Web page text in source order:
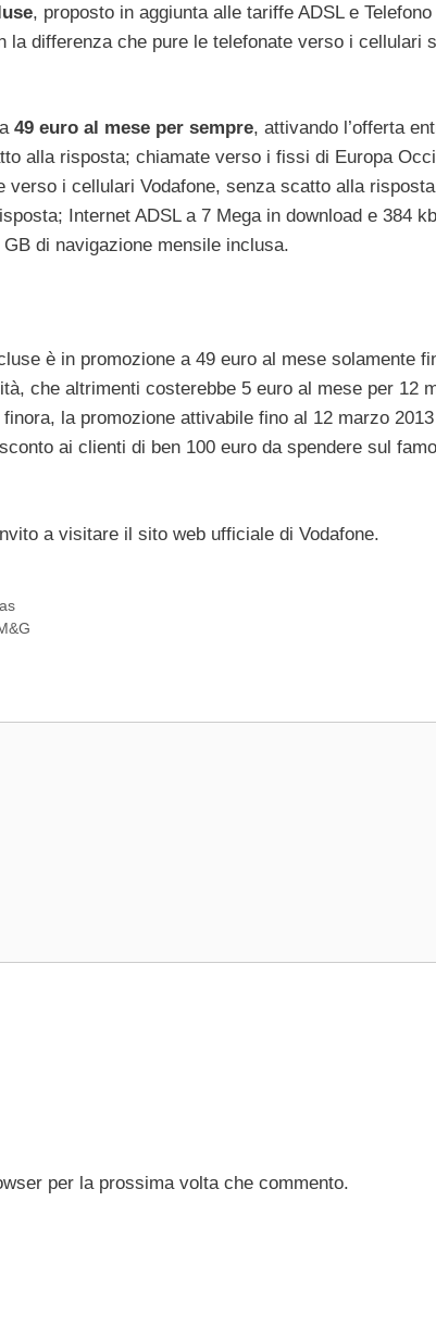
, proposto in aggiunta alle tariffe ADSL e
la differenza che pure le telefonate verso i cellulari
49 euro al mese per sempre, attivando l’offerta
alla risposta; chiamate verso i fissi di Europa
i cellulari Vodafone, senza scatto alla
Internet ADSL a 7 Mega in download e 384
di navigazione mensile inclusa.
è in promozione a 49 euro al mese solamente
che altrimenti costerebbe 5 euro al mese per 12
la promozione attivabile fino al 12 marzo
ai clienti di ben 100 euro da spendere sul
a visitare il sito web ufficiale di Vodafone.
per la prossima volta che commento.